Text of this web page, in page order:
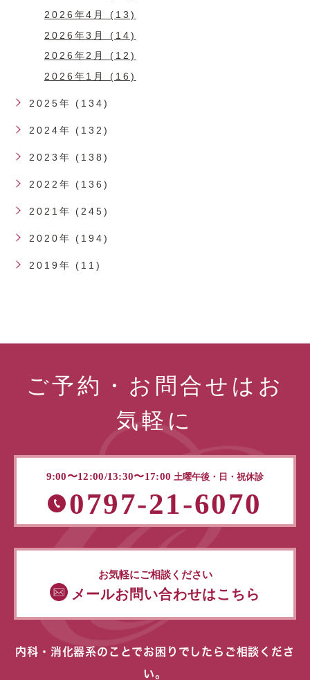
2026年4月 (13)
2026年3月 (14)
2026年2月 (12)
2026年1月 (16)
2025年 (134)
2024年 (132)
2023年 (138)
2022年 (136)
2021年 (245)
2020年 (194)
2019年 (11)
ご予約・お問合せはお
気軽に
9:00〜12:00/13:30〜17:00 土曜午後・日・祝休診
0797-21-6070
お気軽にご相談ください
メールお問い合わせはこちら
内科・消化器系のことでお困りでしたらご相談くださ
い。